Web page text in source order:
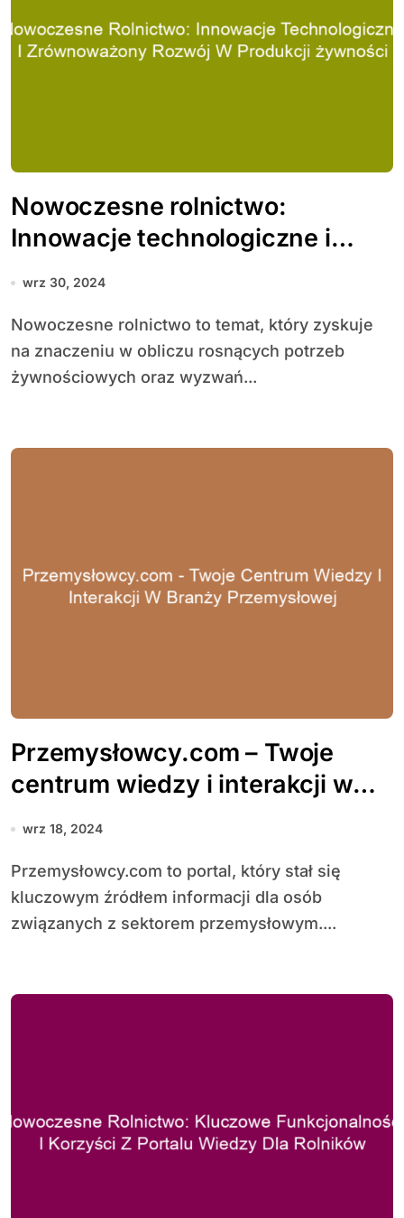
Nowoczesne rolnictwo:
Innowacje technologiczne i
zrównoważony rozwój w
wrz 30, 2024
Nowoczesne rolnictwo to temat, który zyskuje
na znaczeniu w obliczu rosnących potrzeb
żywnościowych oraz wyzwań...
Przemysłowcy.com – Twoje
centrum wiedzy i interakcji w
branży przemysłowej
wrz 18, 2024
Przemysłowcy.com to portal, który stał się
kluczowym źródłem informacji dla osób
związanych z sektorem przemysłowym....